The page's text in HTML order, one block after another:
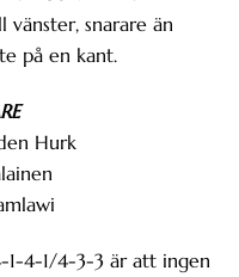
vänster, snarare än
på en kant.
Hurk
1-4-1/4-3-3 är att ingen